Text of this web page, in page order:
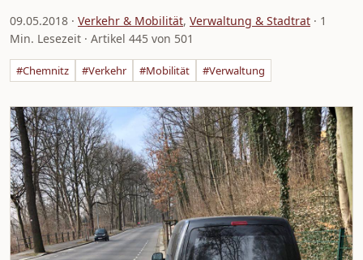
09.05.2018 · Verkehr & Mobilität, Verwaltung & Stadtrat · 1
Min. Lesezeit · Artikel 445 von 501
#Chemnitz #Verkehr #Mobilität #Verwaltung